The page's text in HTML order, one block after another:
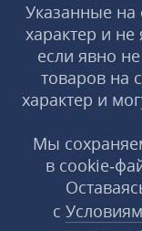
Указанные на
характер и
если явно
товаров на
характер и
Мы
в
с